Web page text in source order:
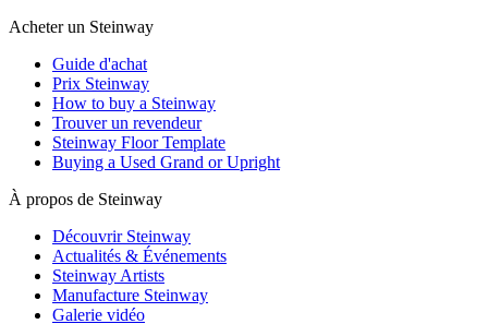
Acheter un Steinway
Guide d'achat
Prix Steinway
How to buy a Steinway
Trouver un revendeur
Steinway Floor Template
Buying a Used Grand or Upright
À propos de Steinway
Découvrir Steinway
Actualités & Événements
Steinway Artists
Manufacture Steinway
Galerie vidéo